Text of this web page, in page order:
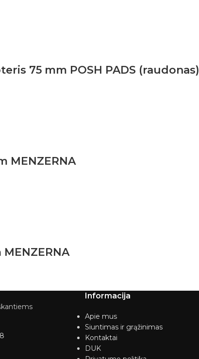
75 mm POSH PADS (raudonas)
MENZERNA
Informacija
Apie mus
Siuntimas ir grąžinimas
Kontaktai
DUK